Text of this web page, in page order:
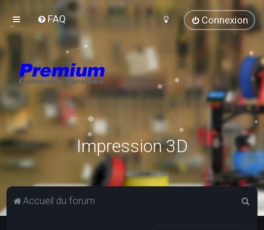
FAQ Connexion
Impression 3D
Accueil du forum